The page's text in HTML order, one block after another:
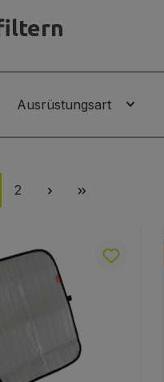
Ausrüstungsart
Seite
2